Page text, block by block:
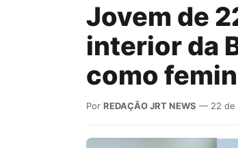
Jovem de
interior da
como
Por REDAÇÃO JRT NEWS — 22 de